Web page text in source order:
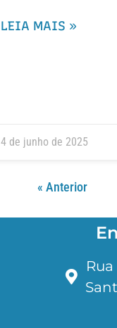
LEIA MAIS »
4 de junho de 2025
« Anterior